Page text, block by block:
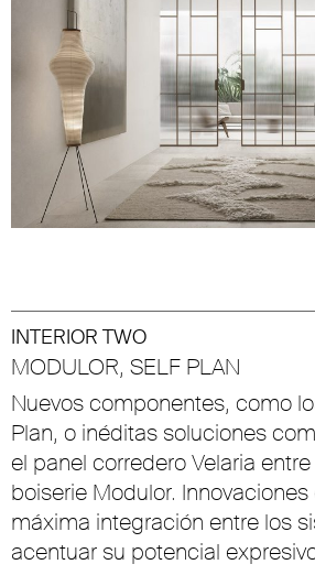
INTERIOR TWO
MODULOR, SELF PLAN
Nuevos componentes, como
Plan, o inéditas soluciones
el panel corredero Velaria
boiserie Modulor.
máxima integración entre los
acentuar su potencial